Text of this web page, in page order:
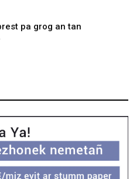
pa grog an tan